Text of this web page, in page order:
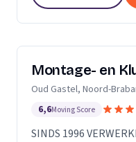
Montage- en
Oud Gastel, Noord-
6,6Moving Score
SINDS 1996